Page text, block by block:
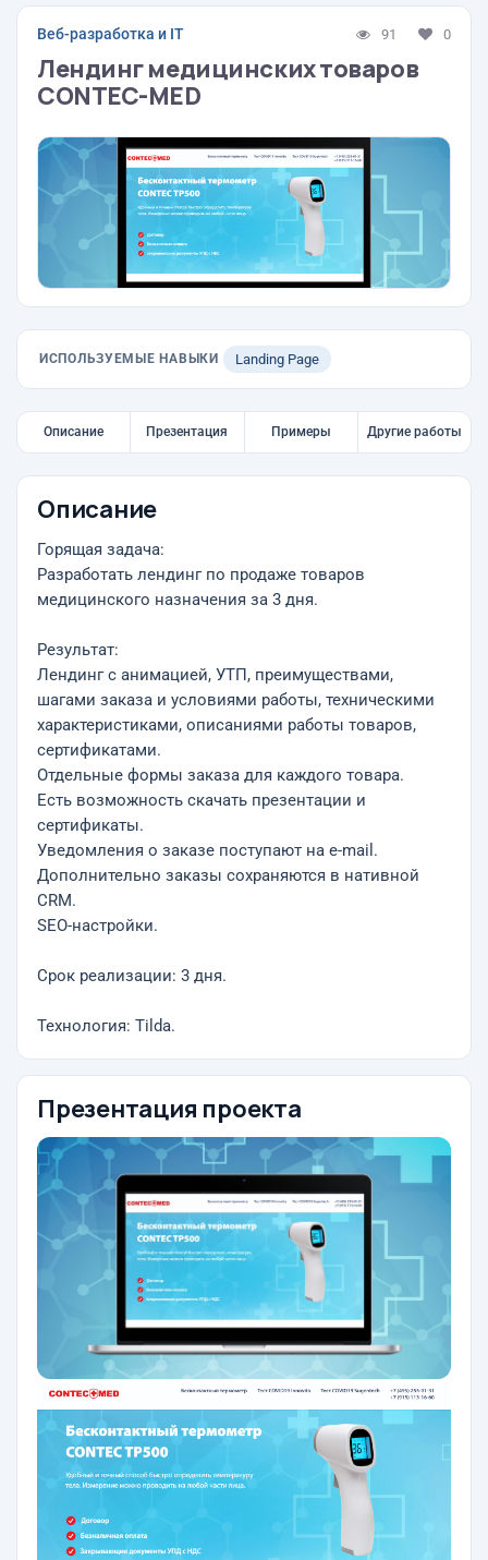
Веб-разработка и IT 91 0
Лендинг медицинских товаров
CONTEC-MED
ИСПОЛЬЗУЕМЫЕ НАВЫКИ Landing Page
Описание Презентация Примеры Другие работы
Описание
Горящая задача:
Разработать лендинг по продаже товаров
медицинского назначения за 3 дня.
Результат:
Лендинг с анимацией, УТП, преимуществами,
шагами заказа и условиями работы, техническими
характеристиками, описаниями работы товаров,
сертификатами.
Отдельные формы заказа для каждого товара.
Есть возможность скачать презентации и
сертификаты.
Уведомления о заказе поступают на e-mail.
Дополнительно заказы сохраняются в нативной
CRM.
SEO-настройки.
Срок реализации: 3 дня.
Технология: Tilda.
Презентация проекта